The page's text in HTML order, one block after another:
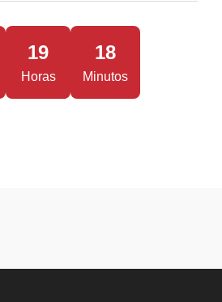
19
Horas
18
Minutos